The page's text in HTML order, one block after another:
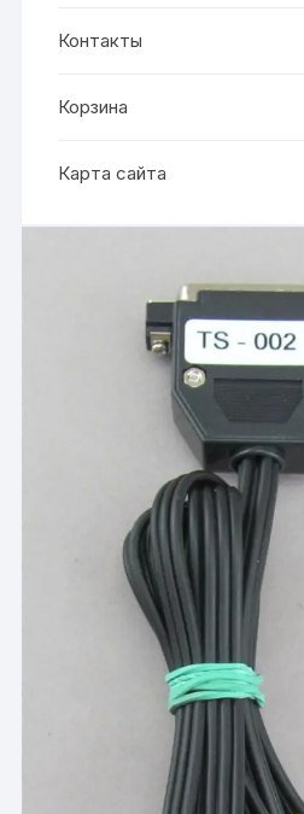
Контакты
Корзина
Карта сайта